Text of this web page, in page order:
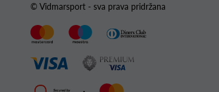
© Vidmarsport - sva prava pridržana